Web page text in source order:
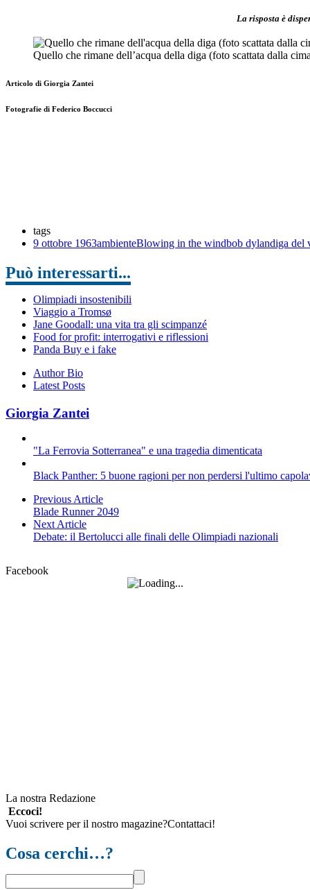
La risposta è
Quello che rimane dell’acqua della diga (foto scattata dalla
Articolo di Giorgia Zantei
Fotografie di Federico Boccucci
tags
9 ottobre 1963ambienteBlowing in the windbob dylandiga del
Può interessarti...
Olimpiadi insostenibili
Viaggio a Tromsø
Jane Goodall: una vita tra gli scimpanzé
Food for profit: interrogativi e riflessioni
Panda Buy e i fake
Author Bio
Latest Posts
Giorgia Zantei
"La Ferrovia Sotterranea" e una tragedia dimenticata
Black Panther: 5 buone ragioni per non perdersi l'ultimo
Previous Article
Blade Runner 2049
Next Article
Debate: il Bertolucci alle finali delle Olimpiadi nazionali
Facebook
La nostra Redazione
Eccoci!
Vuoi scrivere per il nostro magazine?Contattaci!
Cosa cerchi…?